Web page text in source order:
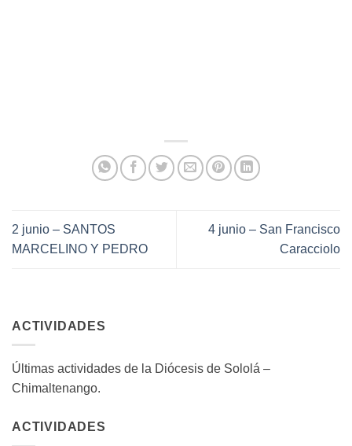
2 junio – SANTOS
MARCELINO Y PEDRO
4 junio – San Francisco
Caracciolo
ACTIVIDADES
Últimas actividades de la Diócesis de Sololá –
Chimaltenango.
ACTIVIDADES